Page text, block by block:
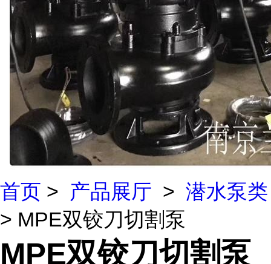
首页 > 产品展厅 > 潜水泵类
> MPE双铰刀切割泵
MPE双铰刀切割泵